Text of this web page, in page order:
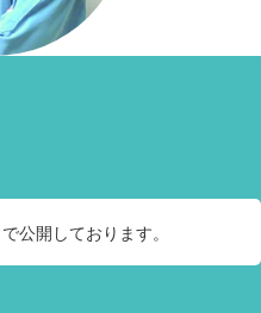
で公開しております。